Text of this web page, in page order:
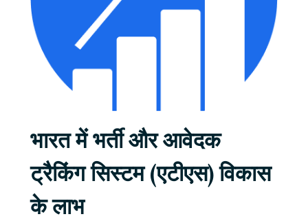
भारत में भर्ती और आवेदक
ट्रैकिंग सिस्टम (एटीएस) विकास
के लाभ